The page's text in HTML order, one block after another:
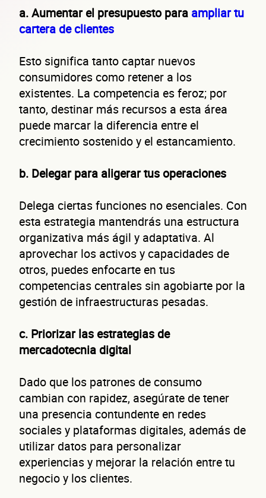
a. Aumentar el presupuesto para ampliar tu
cartera de clientes
Esto significa tanto captar nuevos
consumidores como retener a los
existentes. La competencia es feroz; por
tanto, destinar más recursos a esta área
puede marcar la diferencia entre el
crecimiento sostenido y el estancamiento.
b. Delegar para aligerar tus operaciones
Delega ciertas funciones no esenciales. Con
esta estrategia mantendrás una estructura
organizativa más ágil y adaptativa. Al
aprovechar los activos y capacidades de
otros, puedes enfocarte en tus
competencias centrales sin agobiarte por la
gestión de infraestructuras pesadas.
c. Priorizar las estrategias de
mercadotecnia digital
Dado que los patrones de consumo
cambian con rapidez, asegúrate de tener
una presencia contundente en redes
sociales y plataformas digitales, además de
utilizar datos para personalizar
experiencias y mejorar la relación entre tu
negocio y los clientes.